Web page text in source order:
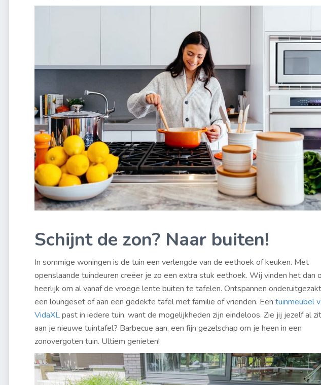
Schijnt de zon? Naar buiten!
In sommige woningen is de tuin een verlengde van de eethoek of keuken. Met
openslaande tuindeuren creëer je zo een extra stuk eethoek. Wij vinden het dan
heerlijk om al vanaf de vroege lente buiten te tafelen. Ontspannen
een loungeset of aan een gedekte tafel met familie of vrienden. Een tuinmeubel
VidaXLpast in iedere tuin, want de mogelijkheden zijn eindeloos. Zie jij jezelf al
aan je nieuwe tuintafel? Barbecue aan, een fijn gezelschap om je heen in een
zonovergoten tuin. Ultiem genieten!